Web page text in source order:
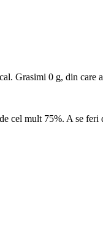
Grasimi 0 g, din
cel mult 75%. A se feri